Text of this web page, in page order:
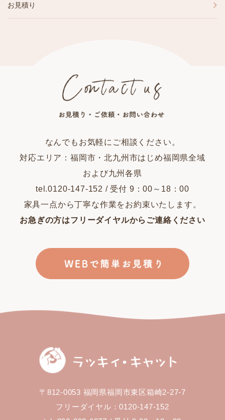
お見積り
なんでもお気軽にご相談ください。
対応エリア：福岡市・北九州市はじめ福岡県全域
および九州各県
tel.0120-147-152 / 受付 9：00～18：00
家具一点から丁寧な作業をお約束いたします。
お急ぎの方はフリーダイヤルからご連絡ください
〒812-0053 福岡県福岡市東区箱崎2-27-7
フリーダイヤル：0120-147-152